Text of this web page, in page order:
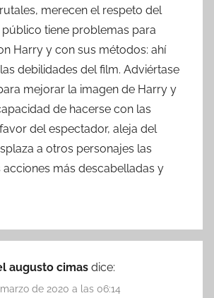
merecen el respeto del
público tiene problemas para
Harry y con sus métodos: ahí
debilidades del film. Adviértase
mejorar la imagen de Harry y
de hacerse con las
del espectador, aleja del
a otros personajes las
más descabelladas y
augusto cimas dice:
de 2020 a las 06:14